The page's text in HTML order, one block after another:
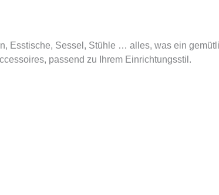
Esstische, Sessel, Stühle … alles, was ein
passend zu Ihrem Einrichtungsstil.